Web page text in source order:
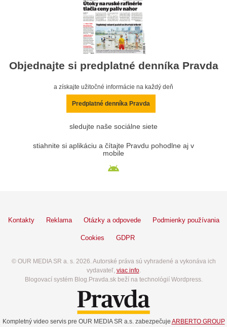
Objednajte si predplatné denníka Pravda
a získajte užitočné informácie na každý deň
Predplatné denníka Pravda
sledujte naše sociálne siete
stiahnite si aplikáciu a čítajte Pravdu pohodlne aj v
mobile
Kontakty Reklama Otázky a odpovede Podmienky používania
Cookies GDPR
© OUR MEDIA SR a. s. 2026. Autorské práva sú vyhradené a vykonáva ich
vydavateľ, viac info.
Blogovací systém Blog.Pravda.sk beží na technológií Wordpress.
Kompletný video servis pre OUR MEDIA SR a.s. zabezpečuje ARBERTO GROUP